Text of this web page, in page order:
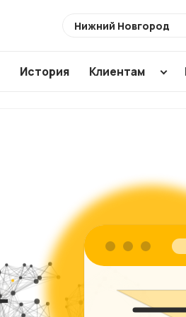
Выберите
Usability
Аудит
Анализ
История Клиентам